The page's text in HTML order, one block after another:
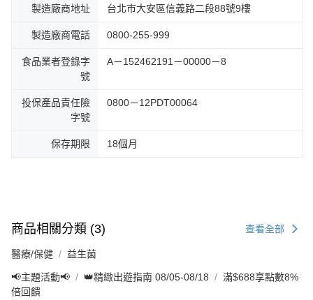
製造廠商地址 台北市大安區信義路二段88號9樓
製造廠商電話 0800-255-999
食品業者登錄字
號
A－152462191－00000－8
投保產品責任險
字號
0800－12PDT00064
保存期限 18個月
商品相關分類 (3) 查看全部
醫療/保健 益生菌
📢主題活動📢 👑精緻出遊指南 08/05-08/18
滿$688享點數8%
倍回饋